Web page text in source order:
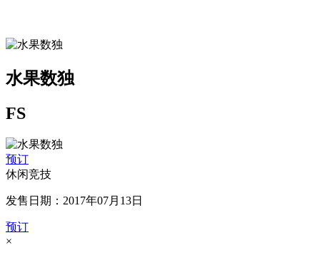
水果数独
FS
预订
休闲竞技
发售日期：2017年07月13日
预订
×